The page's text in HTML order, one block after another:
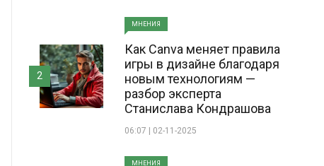
МНЕНИЯ
Как Canva меняет правила
игры в дизайне благодаря
новым технологиям —
разбор эксперта
Станислава Кондрашова
06:07 | 02-11-2025
2
МНЕНИЯ